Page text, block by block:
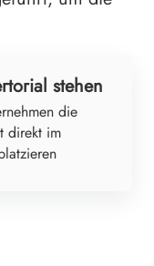
stehen
die
direkt im